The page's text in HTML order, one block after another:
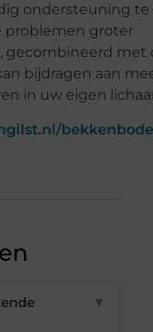
ondersteuning te
problemen groter
gecombineerd met
bijdragen aan
in uw eigen
▼